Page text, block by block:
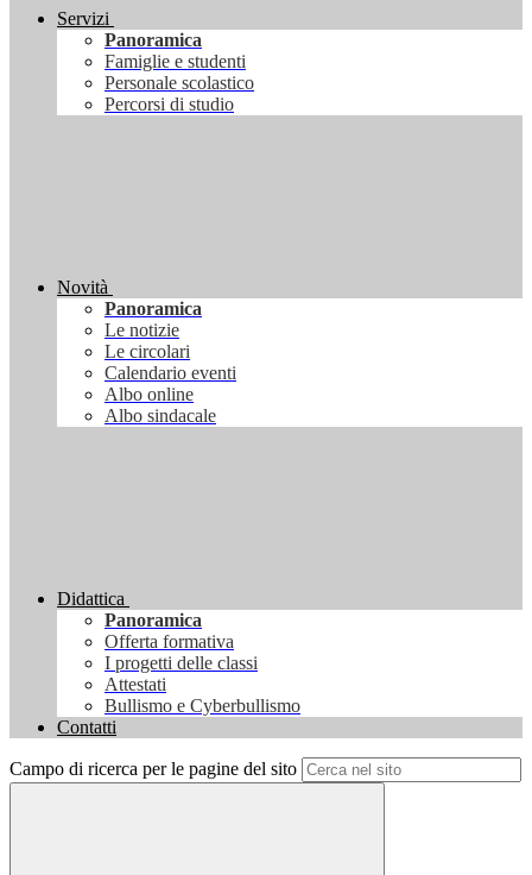
Servizi
Panoramica
Famiglie e studenti
Personale scolastico
Percorsi di studio
Novità
Panoramica
Le notizie
Le circolari
Calendario eventi
Albo online
Albo sindacale
Didattica
Panoramica
Offerta formativa
I progetti delle classi
Attestati
Bullismo e Cyberbullismo
Contatti
Campo di ricerca per le pagine del sito